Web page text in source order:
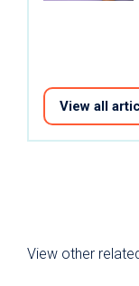
View all
View other